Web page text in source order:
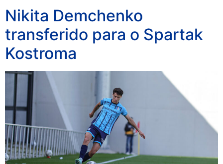
Nikita Demchenko
transferido para o Spartak
Kostroma